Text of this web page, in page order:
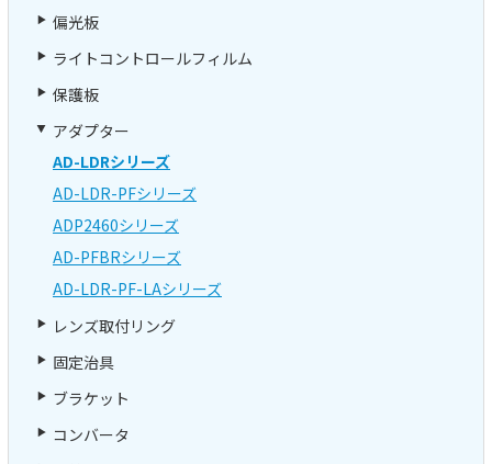
偏光板
ライトコントロールフィルム
保護板
アダプター
AD-LDRシリーズ
AD-LDR-PFシリーズ
ADP2460シリーズ
AD-PFBRシリーズ
AD-LDR-PF-LAシリーズ
レンズ取付リング
固定治具
ブラケット
コンバータ